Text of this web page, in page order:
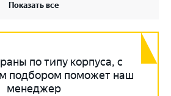
Показать все
по типу корпуса, с
подбором поможет наш
менеджер